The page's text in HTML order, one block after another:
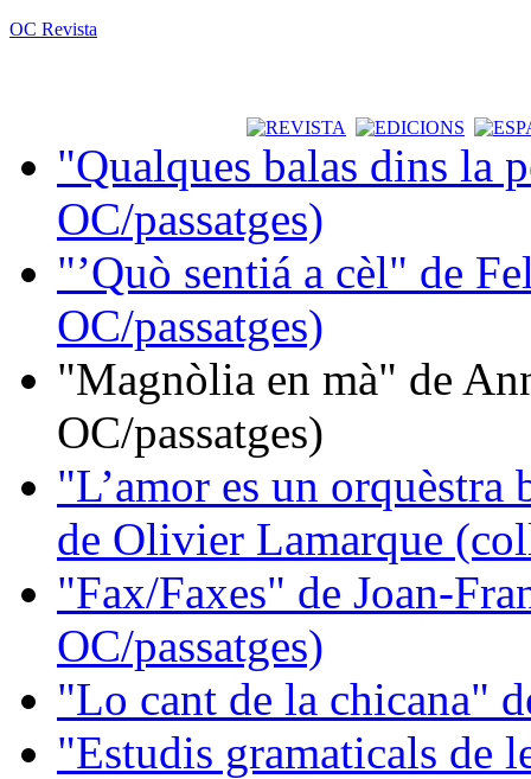
OC Revista
"Qualques balas dins la
OC/passatges)
"’Quò sentiá a cèl" de
OC/passatges)
"Magnòlia en mà" de
OC/passatges)
"L’amor es un orquèstra
de Olivier Lamarque
"Fax/Faxes" de Joan-
OC/passatges)
"Lo cant de la chicana"
"Estudis gramaticals de